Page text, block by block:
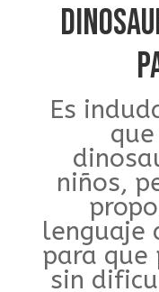
Es
niños,
lenguaje
para que
sin